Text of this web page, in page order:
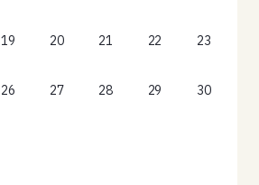
19 20 21 22 23
26 27 28 29 30